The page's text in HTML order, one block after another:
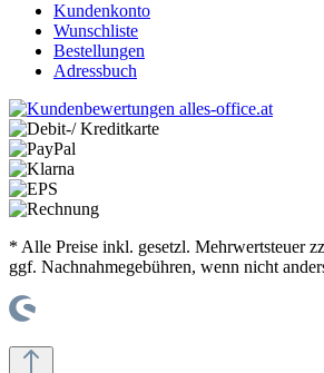
Kundenkonto
Wunschliste
Bestellungen
Adressbuch
* Alle Preise inkl. gesetzl. Mehrwertsteuer
ggf. Nachnahmegebühren, wenn nicht